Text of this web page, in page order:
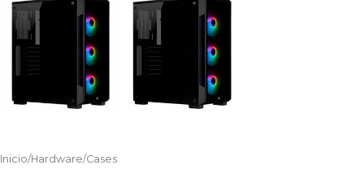
Inicio/Hardware/Cases